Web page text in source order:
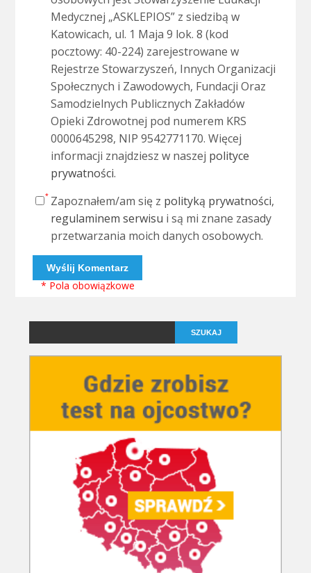
Medycznej „ASKLEPIOS” z siedzibą w
Katowicach, ul. 1 Maja 9 lok. 8 (kod
pocztowy: 40-224) zarejestrowane w
Rejestrze Stowarzyszeń, Innych Organizacji
Społecznych i Zawodowych, Fundacji Oraz
Samodzielnych Publicznych Zakładów
Opieki Zdrowotnej pod numerem KRS
0000645298, NIP 9542771170. Więcej
informacji znajdziesz w naszej polityce
prywatności.
Zapoznałem/am się z polityką prywatności,
regulaminem serwisu i są mi znane zasady
przetwarzania moich danych osobowych.